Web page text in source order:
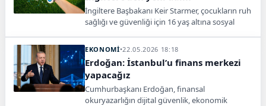
İngiltere Başbakanı Keir Starmer, çocukların ruh
sağlığı ve güvenliği için 16 yaş altına sosyal
EKONOMİ•22.05.2026 18:18
Erdoğan: İstanbul’u finans merkezi
yapacağız
Cumhurbaşkanı Erdoğan, finansal
okuryazarlığın dijital güvenlik, ekonomik